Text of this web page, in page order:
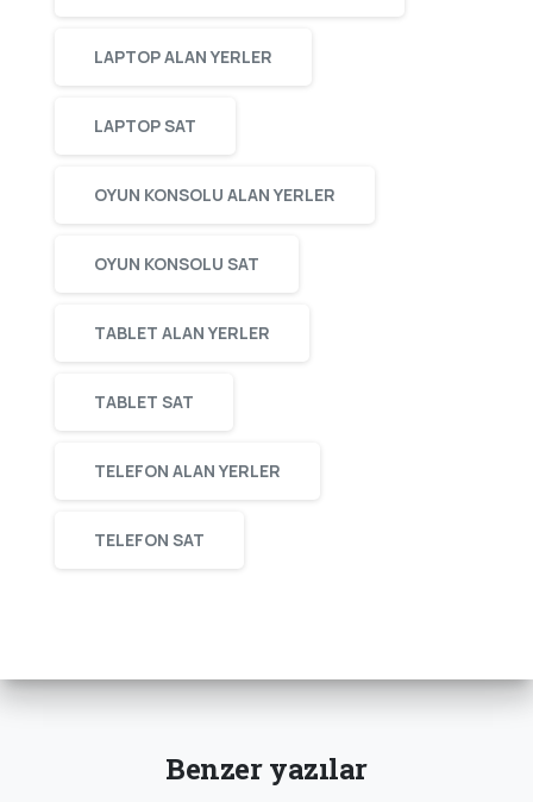
LAPTOP ALAN YERLER
LAPTOP SAT
OYUN KONSOLU ALAN YERLER
OYUN KONSOLU SAT
TABLET ALAN YERLER
TABLET SAT
TELEFON ALAN YERLER
TELEFON SAT
Benzer yazılar